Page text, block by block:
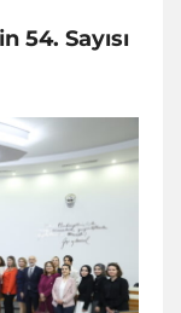
54. Sayısı